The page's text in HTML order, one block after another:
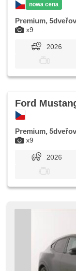
x9
nowa cena
Premium,
2026
x9
Ford
Premium,
2026